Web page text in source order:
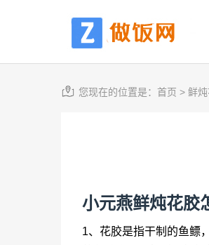
您现在的位置是： 首页 > 鲜炖
小元燕鲜炖花胶
1、花胶是指干制的鱼鳔